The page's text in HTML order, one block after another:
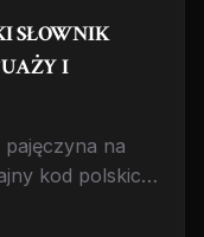
SŁOWNIK
I
na
kod polskich